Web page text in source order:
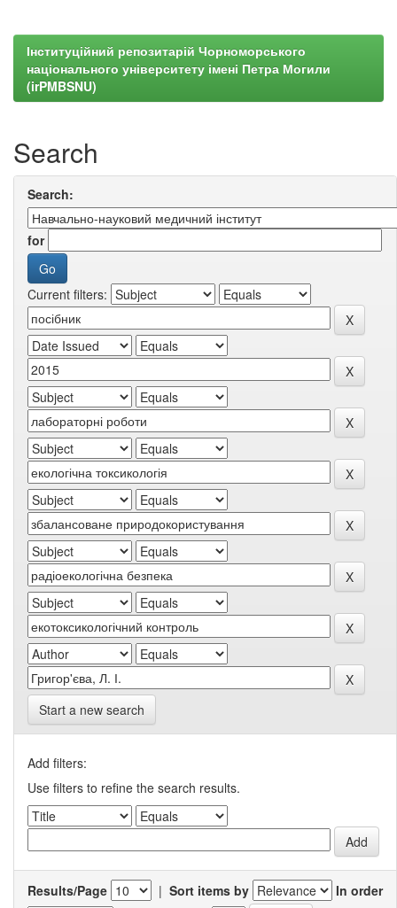
Інституційний репозитарій Чорноморського
національного університету імені Петра Могили
(irPMBSNU)
Search
Search:
for
Current filters:
Start a new search
Add filters:
Use filters to refine the search results.
Results/Page | Sort items by
In order